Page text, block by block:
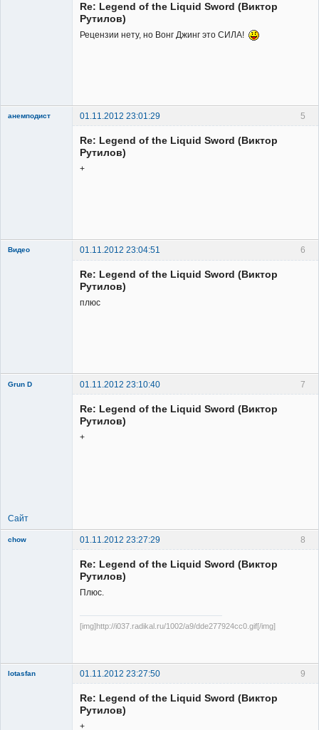
Re: Legend of the Liquid Sword (Виктор
Рутилов)
Рецензии нету, но Вонг Джинг это СИЛА!
5
анемподист
01.11.2012 23:01:29
Re: Legend of the Liquid Sword (Виктор
Рутилов)
+
6
Видео 01.11.2012 23:04:51
Re: Legend of the Liquid Sword (Виктор
Рутилов)
плюс
7
Grun D 01.11.2012 23:10:40
Re: Legend of the Liquid Sword (Виктор
Рутилов)
+
Сайт
8
chow 01.11.2012 23:27:29
Re: Legend of the Liquid Sword (Виктор
Рутилов)
Плюс.
[img]http://i037.radikal.ru/1002/a9/dde277924cc0.gif[/img]
9
lotasfan
01.11.2012 23:27:50
Re: Legend of the Liquid Sword (Виктор
Рутилов)
+